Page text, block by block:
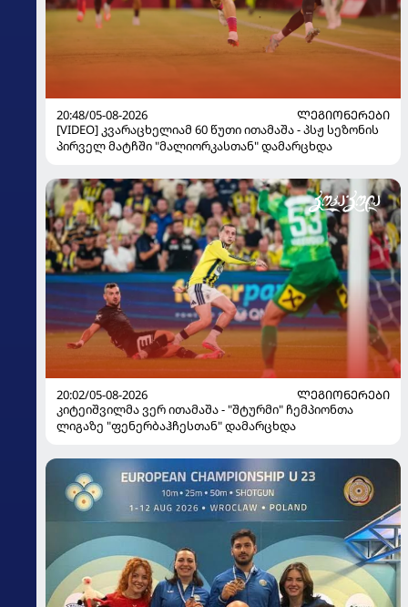
20:48/05-08-2026
ᲚᲔᲒᲘᲝᲜᲔᲠᲔᲑᲘ
[VIDEO] კვარაცხელიამ 60 წუთი ითამაშა - პსჟ სეზონის
პირველ მატჩში "მალიორკასთან" დამარცხდა
20:02/05-08-2026
ᲚᲔᲒᲘᲝᲜᲔᲠᲔᲑᲘ
კიტეიშვილმა ვერ ითამაშა - "შტურმი" ჩემპიონთა
ლიგაზე "ფენერბაჰჩესთან" დამარცხდა